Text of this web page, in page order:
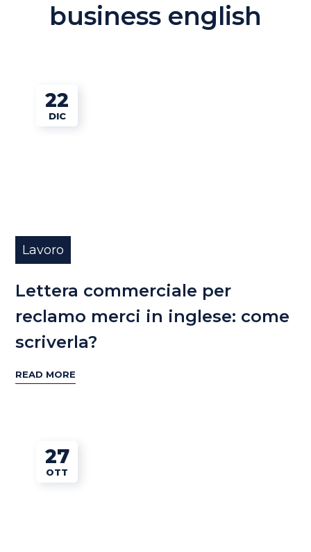
business english
22
DIC
Lavoro
Lettera commerciale per
reclamo merci in inglese: come
scriverla?
READ MORE
27
OTT